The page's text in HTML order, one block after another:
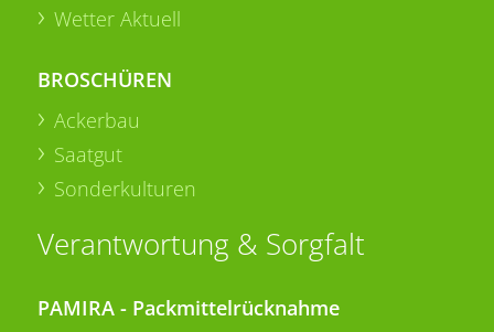
Wetter Aktuell
BROSCHÜREN
Ackerbau
Saatgut
Sonderkulturen
Verantwortung & Sorgfalt
PAMIRA - Packmittelrücknahme